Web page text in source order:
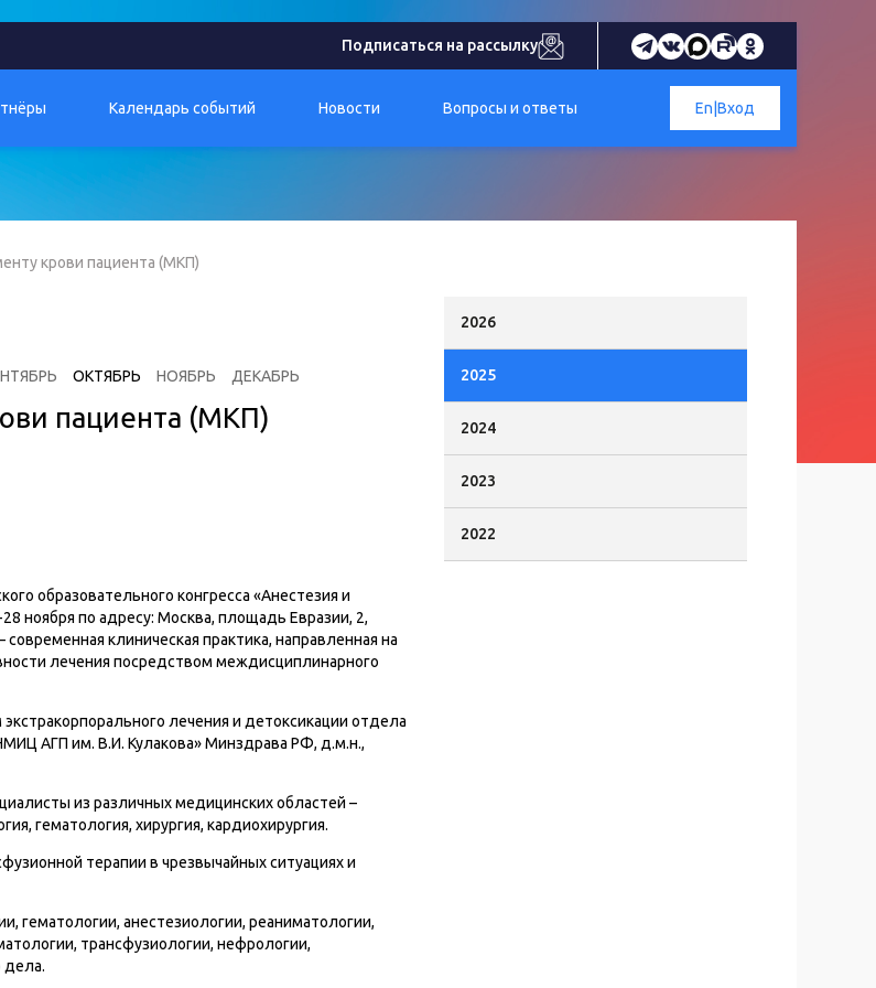
Подписаться на рассылку
Календарь событий Новости Вопросы и ответы Вход
En
крови пациента (МКП)
ОКТЯБРЬ НОЯБРЬ ДЕКАБРЬ
пациента (МКП)
образовательного конгресса «Анестезия и
ноября по адресу: Москва, площадь Евразии, 2,
клиническая практика, направленная на
лечения посредством междисциплинарного
лечения и детоксикации отдела
АГП им. В.И. Кулакова» Минздрава РФ, д.м.н.,
из различных медицинских областей –
гематология, хирургия, кардиохирургия.
терапии в чрезвычайных ситуациях и
гематологии, анестезиологии, реаниматологии,
трансфузиологии, нефрологии,
дела.
2026
2025
2024
2023
2022